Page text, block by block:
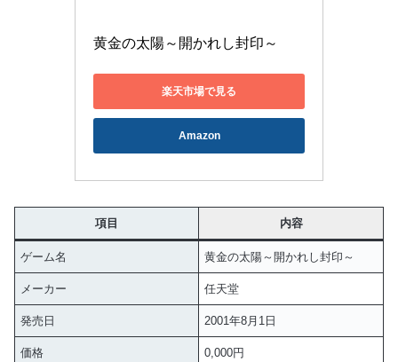
黄金の太陽～開かれし封印～
楽天市場で見る
Amazon
項目 内容
ゲーム名 黄金の太陽～開かれし封印～
メーカー 任天堂
発売日 2001年8月1日
価格 0,000円